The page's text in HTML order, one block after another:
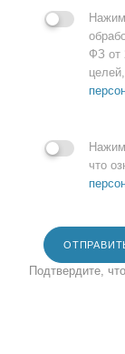
ФЗ от
что
Подтвердите,